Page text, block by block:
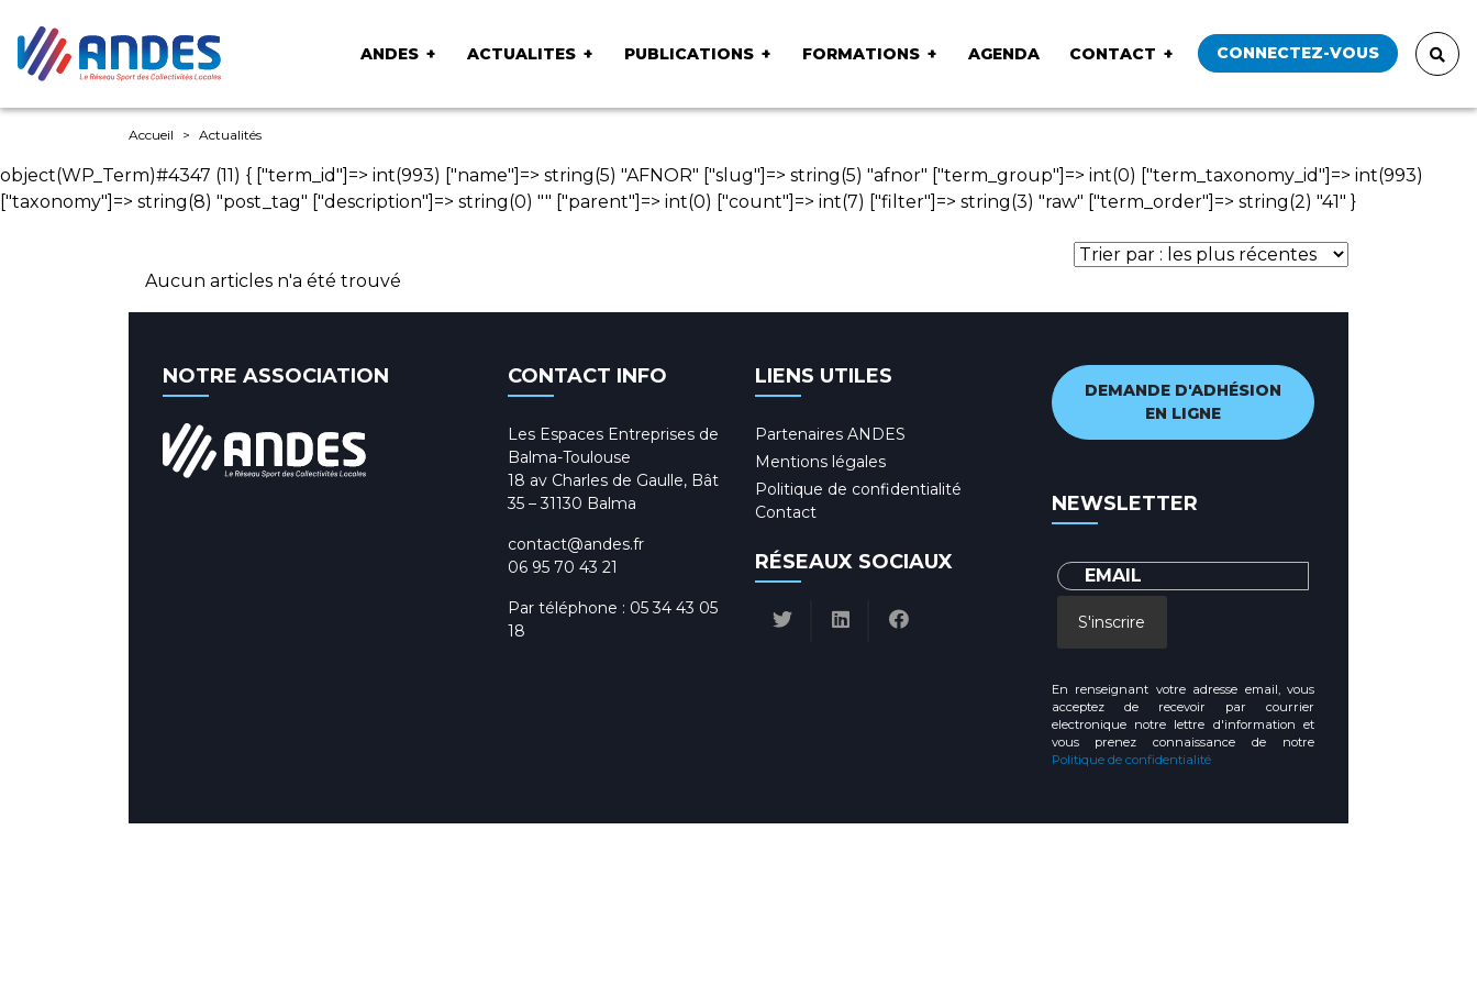
ANDES ACTUALITES PUBLICATIONS FORMATIONS AGENDA CONTACT CONNECTEZ-VOUS
Accueil Actualités
object(WP_Term)#4347 (11) { ["term_id"]=> int(993) ["name"]=> string(5) "AFNOR" ["slug"]=> string(5) "afnor" ["term_group"]=> int(0) ["term_taxonomy_id"]=> int(993)
["taxonomy"]=> string(8) "post_tag" ["description"]=> string(0) "" ["parent"]=> int(0) ["count"]=> int(7) ["filter"]=> string(3) "raw" ["term_order"]=> string(2) "41" }
Aucun articles n'a été trouvé
NOTRE ASSOCIATION CONTACT INFO
Les Espaces Entreprises de
Balma-Toulouse
18 av Charles de Gaulle, Bât
35 – 31130 Balma
contact@andes.fr
06 95 70 43 21
Par téléphone : 05 34 43 05
18
LIENS UTILES
Partenaires ANDES
Mentions légales
Politique de confidentialité
Contact
RÉSEAUX SOCIAUX
DEMANDE D'ADHÉSION
EN LIGNE
NEWSLETTER
S'inscrire
En renseignant votre adresse email, vous
acceptez de recevoir par courrier
electronique notre lettre d'information et
vous prenez connaissance de notre
Politique de confidentialité